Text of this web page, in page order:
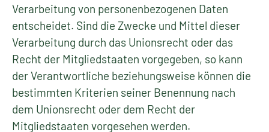
Verarbeitung von personenbezogenen Daten
entscheidet. Sind die Zwecke und Mittel dieser
Verarbeitung durch das Unionsrecht oder das
Recht der Mitgliedstaaten vorgegeben, so kann
der Verantwortliche beziehungsweise können die
bestimmten Kriterien seiner Benennung nach
dem Unionsrecht oder dem Recht der
Mitgliedstaaten vorgesehen werden.